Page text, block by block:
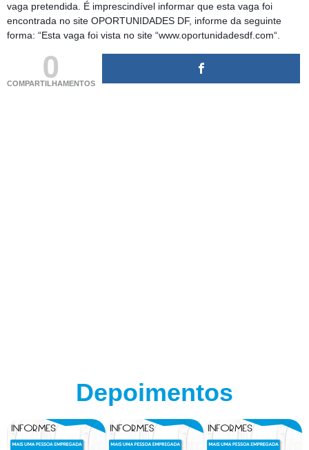
vaga pretendida. É imprescindível informar que esta vaga foi
encontrada no site OPORTUNIDADES DF, informe da seguinte
forma: “Esta vaga foi vista no site “www.oportunidadesdf.com“.
0
COMPARTILHAMENTOS
Depoimentos